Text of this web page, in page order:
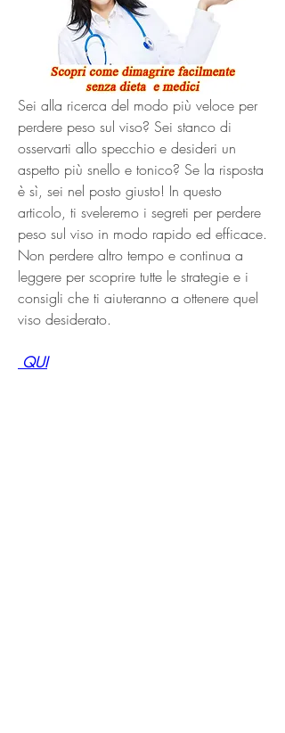
Sei alla ricerca del modo più veloce per
perdere peso sul viso? Sei stanco di
osservarti allo specchio e desideri un
aspetto più snello e tonico? Se la risposta
è sì, sei nel posto giusto! In questo
articolo, ti sveleremo i segreti per perdere
peso sul viso in modo rapido ed efficace.
Non perdere altro tempo e continua a
leggere per scoprire tutte le strategie e i
consigli che ti aiuteranno a ottenere quel
viso desiderato.
QUI